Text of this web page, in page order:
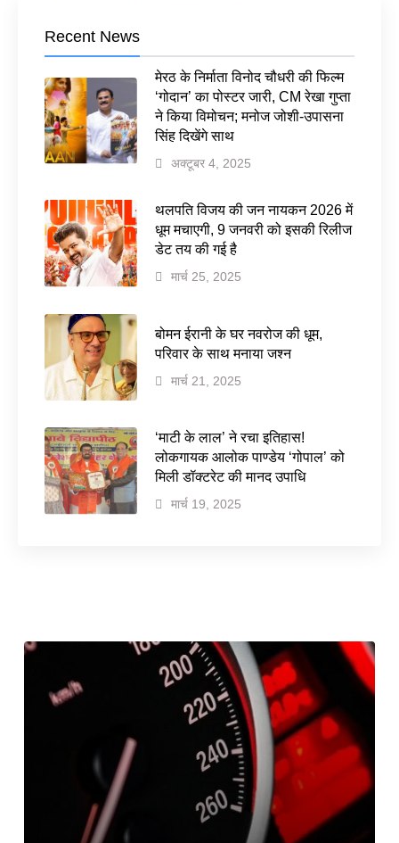
Recent News
मेरठ के निर्माता विनोद चौधरी की फिल्म
‘गोदान’ का पोस्टर जारी, CM रेखा गुप्ता
ने किया विमोचन; मनोज जोशी-उपासना
सिंह दिखेंगे साथ
अक्टूबर 4, 2025
थलपति विजय की जन नायकन 2026 में
धूम मचाएगी, 9 जनवरी को इसकी रिलीज
डेट तय की गई है
मार्च 25, 2025
बोमन ईरानी के घर नवरोज की धूम,
परिवार के साथ मनाया जश्न
मार्च 21, 2025
‘माटी के लाल’ ने रचा इतिहास!
लोकगायक आलोक पाण्डेय ‘गोपाल’ को
मिली डॉक्टरेट की मानद उपाधि
मार्च 19, 2025